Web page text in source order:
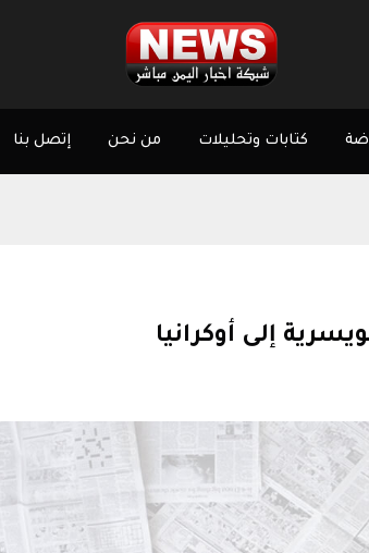
كتابات وتحليلات من نحن إتصل بنا
إلى أوكرانيا